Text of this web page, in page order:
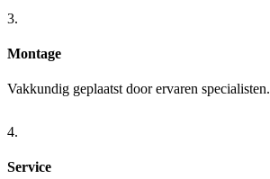
3.
Montage
Vakkundig geplaatst door ervaren specialisten.
4.
Service